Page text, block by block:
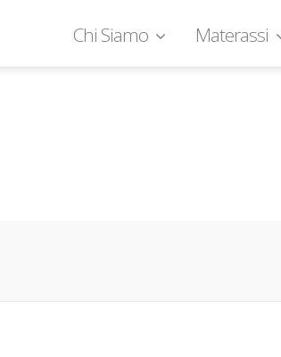
Chi Siamo Materassi